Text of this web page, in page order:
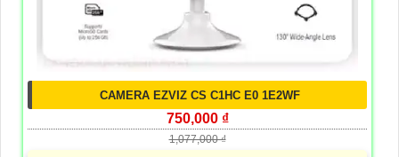
CAMERA EZVIZ CS C1HC E0 1E2WF
750,000 ₫
1,077,000 ₫